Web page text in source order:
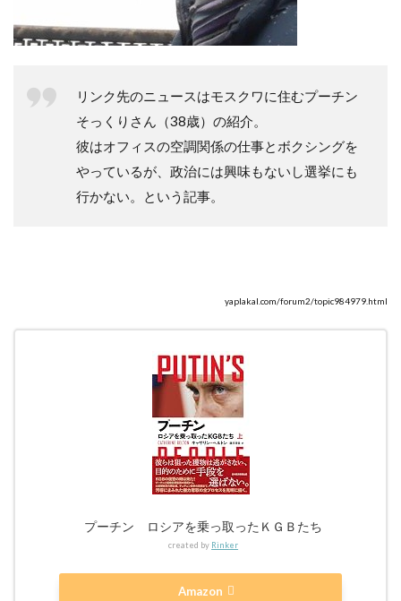
リンク先のニュースはモスクワに住むプーチン
そっくりさん（38歳）の紹介。
彼はオフィスの空調関係の仕事とボクシングを
やっているが、政治には興味もないし選挙にも
行かない。という記事。
yaplakal.com/forum2/topic984979.html
プーチン ロシアを乗っ取ったＫＧＢたち
created by Rinker
Amazon